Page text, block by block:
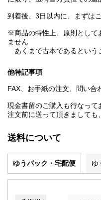
到着後、3日以内に、まずは
※商品の特性上、原則として
ません
あくまで古本であるという
他特記事項
FAX、お手紙の注文、問い合
現金書留のご購入も行なって
注文前に送って頂きましても
送料について
ゆうパック・宅配便 ゆ